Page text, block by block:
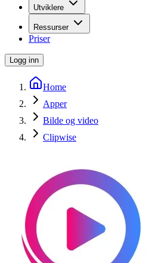
Utviklere
Ressurser
Priser
Logg inn
Home
Apper
Bilde og video
Clipwise